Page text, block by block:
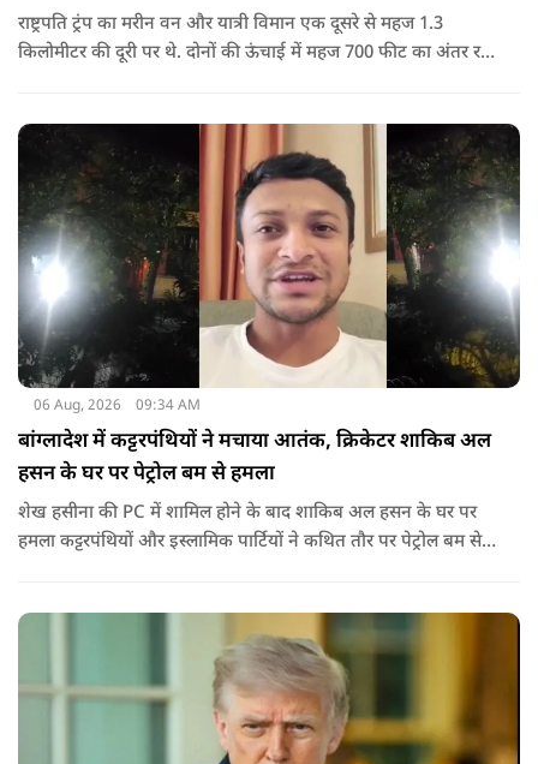
राष्ट्रपति ट्रंप का मरीन वन और यात्री विमान एक दूसरे से महज 1.3
किलोमीटर की दूरी पर थे. दोनों की ऊंचाई में महज 700 फीट का अंतर रह
06 Aug, 2026 09:34 AM
बांग्लादेश में कट्टरपंथियों ने मचाया आतंक, क्रिकेटर शाकिब अल
हसन के घर पर पेट्रोल बम से हमला
शेख हसीना की PC में शामिल होने के बाद शाकिब अल हसन के घर पर
हमला कट्टरपंथियों और इस्लामिक पार्टियों ने कथित तौर पर पेट्रोल बम से
जरिए संबोधन दिया था.